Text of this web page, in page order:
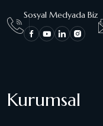
Sosyal Medyada Biz
Kurumsal